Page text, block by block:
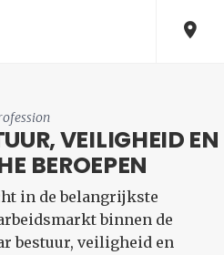
VEILIGHEID EN
BEROEPEN
in de belangrijkste
binnen de
bestuur, veiligheid en